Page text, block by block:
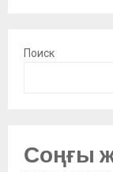
Поиск
Соңғы